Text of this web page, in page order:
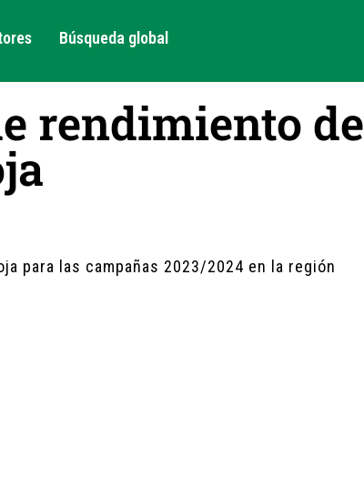
Búsqueda global
rendimiento de
para las campañas 2023/2024 en la región